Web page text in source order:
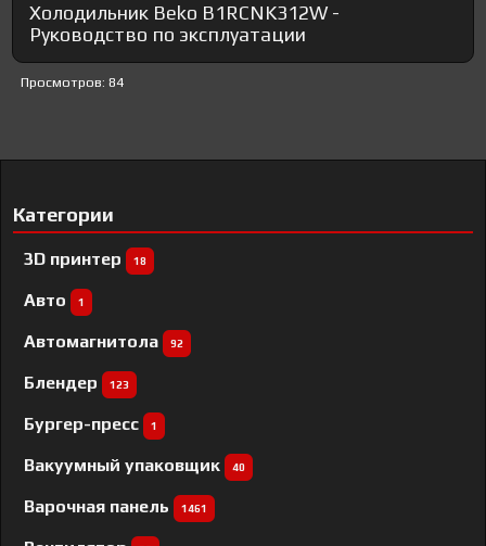
Холодильник Beko B1RCNK312W -
Руководство по эксплуатации
Просмотров: 84
Категории
3D принтер 18
Авто 1
Автомагнитола 92
Блендер 123
Бургер-пресс 1
Вакуумный упаковщик 40
Варочная панель 1461